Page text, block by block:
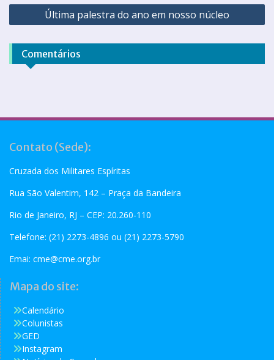
Última palestra do ano em nosso núcleo
Comentários
Contato (Sede):
Cruzada dos Militares Espíritas
Rua São Valentim, 142 – Praça da Bandeira
Rio de Janeiro, RJ – CEP: 20.260-110
Telefone: (21) 2273-4896 ou (21) 2273-5790
Emai: cme@cme.org.br
Mapa do site:
Calendário
Colunistas
GED
Instagram